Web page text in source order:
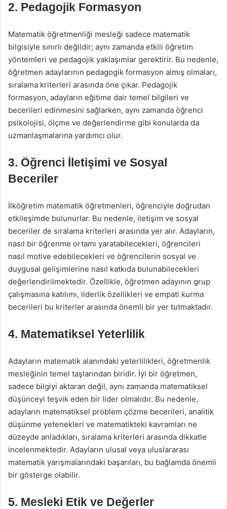
2. Pedagojik Formasyon
Matematik öğretmenliği mesleği sadece matematik
bilgisiyle sınırlı değildir; aynı zamanda etkili öğretim
yöntemleri ve pedagojik yaklaşımlar gerektirir. Bu nedenle,
öğretmen adaylarının pedagogik formasyon almış olmaları,
sıralama kriterleri arasında öne çıkar. Pedagojik
formasyon, adayların eğitime dair temel bilgileri ve
becerileri edinmesini sağlarken, aynı zamanda öğrenci
psikolojisi, ölçme ve değerlendirme gibi konularda da
uzmanlaşmalarına yardımcı olur.
3. Öğrenci İletişimi ve Sosyal
Beceriler
İlköğretim matematik öğretmenleri, öğrenciyle doğrudan
etkileşimde bulunurlar. Bu nedenle, iletişim ve sosyal
beceriler de sıralama kriterleri arasında yer alır. Adayların,
nasıl bir öğrenme ortamı yaratabilecekleri, öğrencileri
nasıl motive edebilecekleri ve öğrencilerin sosyal ve
duygusal gelişimlerine nasıl katkıda bulunabilecekleri
değerlendirilmektedir. Özellikle, öğretmen adayının grup
çalışmasına katılımı, liderlik özellikleri ve empati kurma
becerileri bu kriterler arasında önemli bir yer tutmaktadır.
4. Matematiksel Yeterlilik
Adayların matematik alanındaki yeterlilikleri, öğretmenlik
mesleğinin temel taşlarından biridir. İyi bir öğretmen,
sadece bilgiyi aktaran değil, aynı zamanda matematiksel
düşünceyi teşvik eden bir lider olmalıdır. Bu nedenle,
adayların matematiksel problem çözme becerileri, analitik
düşünme yetenekleri ve matematikteki kavramları ne
düzeyde anladıkları, sıralama kriterleri arasında dikkatle
incelenmektedir. Adayların ulusal veya uluslararası
matematik yarışmalarındaki başarıları, bu bağlamda önemli
bir gösterge olabilir.
5. Mesleki Etik ve Değerler